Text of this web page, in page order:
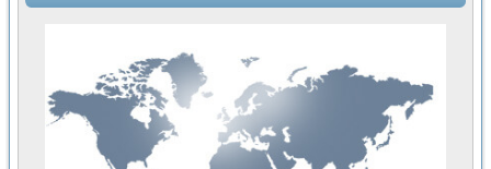
Автоматизация формирования уравнений состояния для
Разработка автоматизированного стенда для измерения
Применение среды LabVIEW для построения картины
Портативная система для определения показателей
Использование LabVIEW для управления источником
Устройство для снятия вольт-амперных характеристик
Передовые научные технологии: нано-, фемто-,